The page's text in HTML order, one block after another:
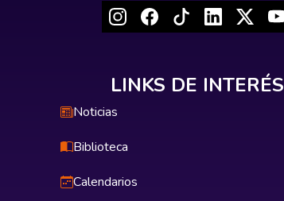
LINKS DE INTERÉS
Noticias
Biblioteca
Calendarios